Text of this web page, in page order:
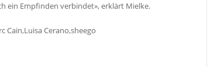
ein Empfinden verbindet», erklärt Mielke.
Cain,Luisa Cerano,sheego